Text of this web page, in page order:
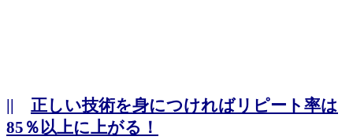
|| 正しい技術を身につければリピート率は
85％以上に上がる！